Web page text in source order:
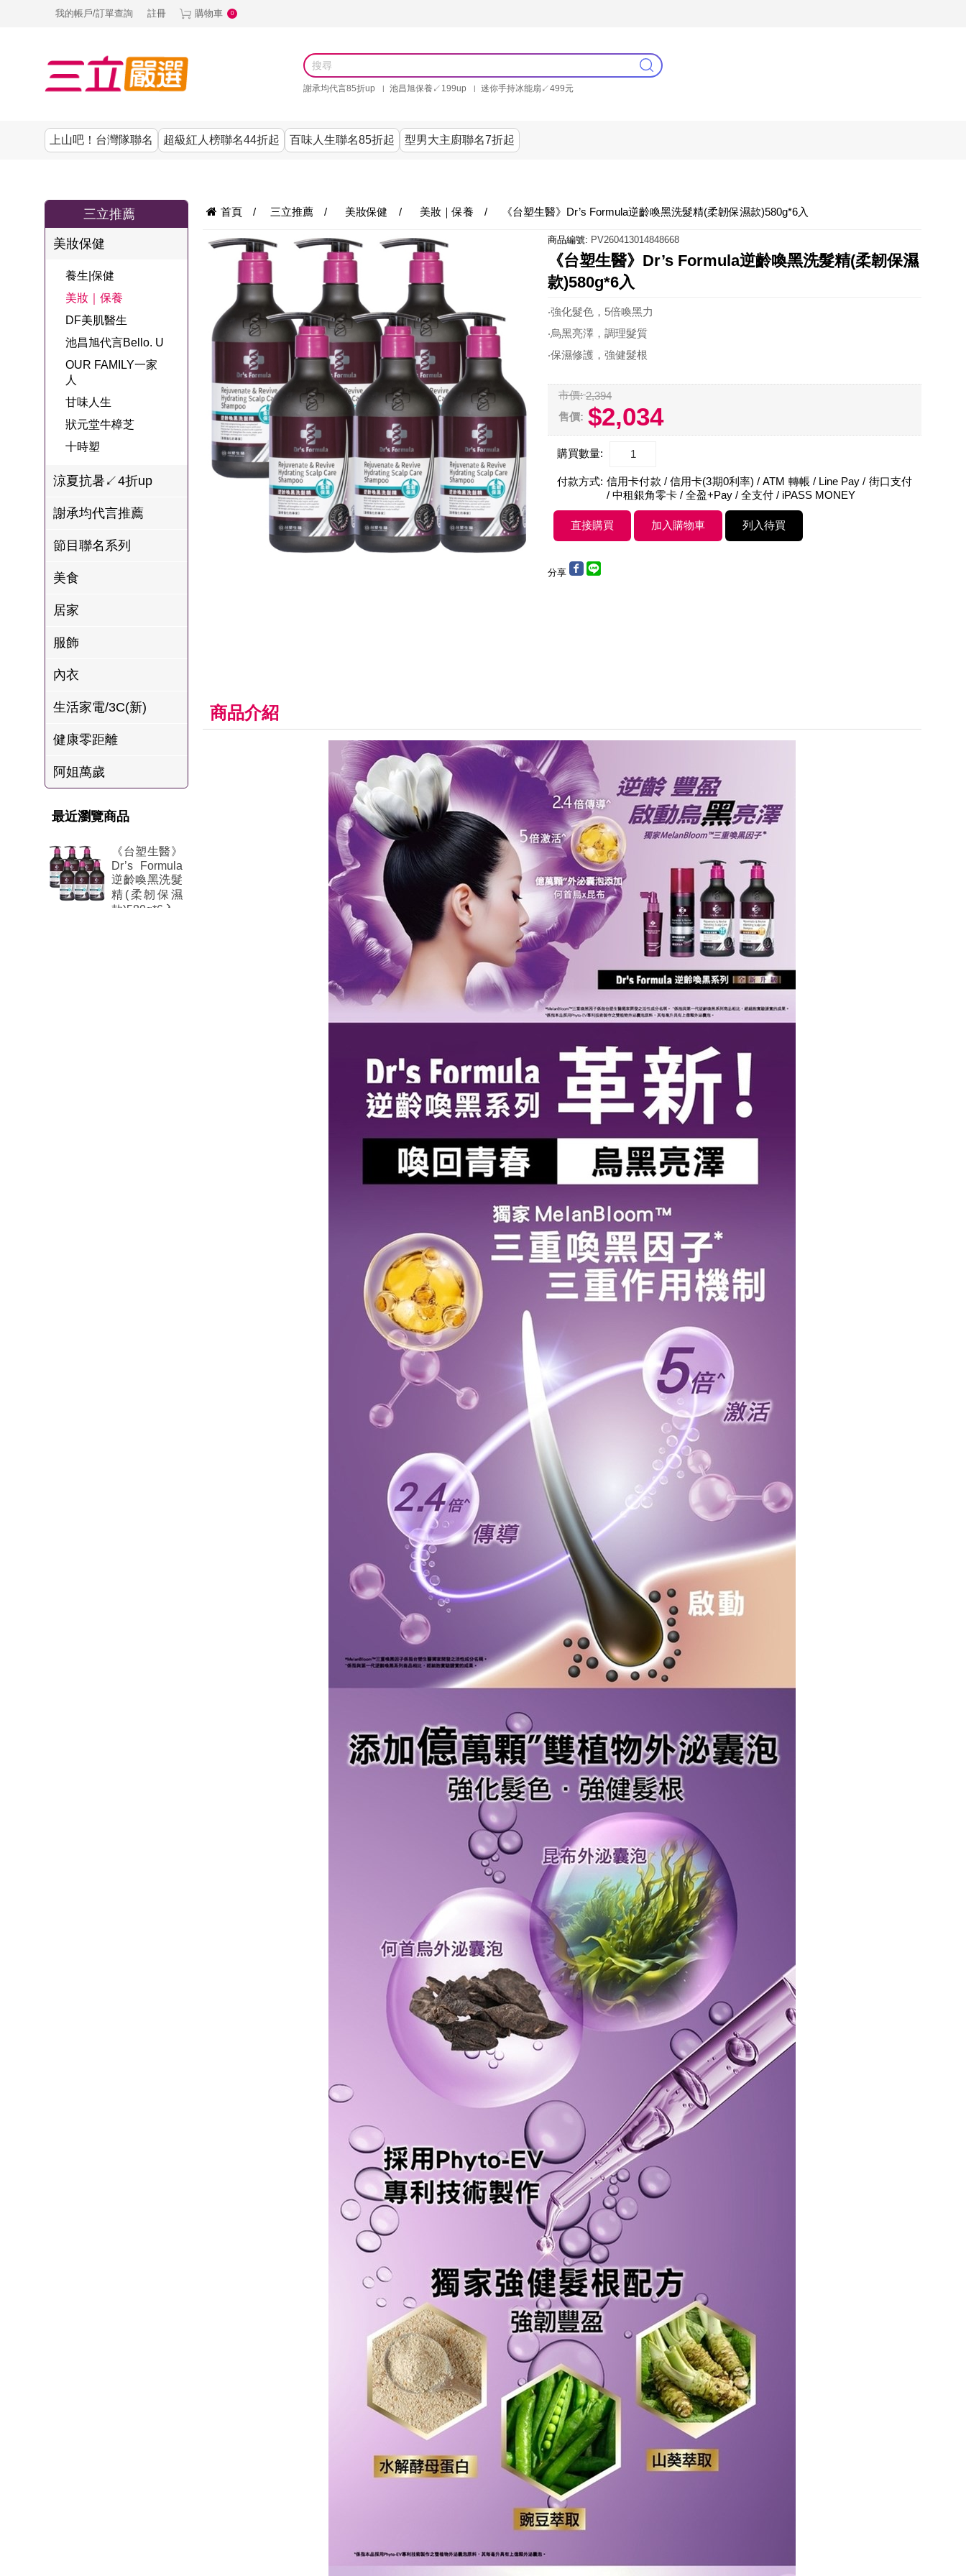
我的帳戶/訂單查詢 註冊 購物車 0
謝承均代言85折up 池昌旭保養↙199up
迷你手持冰能扇↙499元
上山吧！台灣隊聯名 超級紅人榜聯名44折起 百味人生聯名85折起 型男大主廚聯名7折起
古溜x五秀園
熱銷排行
夜聯名
名
型男大主廚聯
名
節目聯名商品
推薦
熱銷排行
品
焙
林聰明沙鍋魚
頭
冷藏 | 冷凍食品
李大娘手工水
三立X信海 星
鮮蝦蝦滑
愛雅辣呦
肉爐
海瑞摃丸
八兩排烤肉組
熱銷排行
清潔用品
寢具│床墊
宗教開運
ELVIS愛菲斯
寢具
Astonish英國潔
金健康石墨烯
台塑生醫
熱銷排行
機能服飾
配件
PP波瑟楓妮品
牌館
L’eBeauty包包
養生|保健
池昌旭代言
OUR FAMILY
甘味人生
十時塑
熱銷排行
女內褲
男內褲
NEONER
熱銷排行
美容專區
涼夏家電
3C
1MORE耳機
韓國
SKINASSET
甘味人生鍵力
肽↙85折
百味人生
三立推薦
美妝保健
養生|保健
美妝｜保養
DF美肌醫生
池昌旭代言Bello. U
OUR FAMILY一家
人
甘味人生
狀元堂牛樟芝
十時塑
涼夏抗暑↙4折up
謝承均代言推薦
節目聯名系列
美食
居家
服飾
內衣
生活家電/3C(新)
健康零距離
阿姐萬歲
最近瀏覽商品
《台塑生醫》
Dr’s Formula
逆齡喚黑洗髮
精(柔韌保濕
款)580g*6入
首頁 / 三立推薦 / 美妝保健 / 美妝｜保養 / 《台塑生醫》Dr’s Formula逆齡喚黑洗髮精(柔韌保濕款)580g*6入
商品編號: PV260413014848668
《台塑生醫》Dr’s Formula逆齡喚黑洗髮精(柔韌保濕
款)580g*6入
‧強化髮色，5倍喚黑力
‧烏黑亮澤，調理髮質
‧保濕修護，強健髮根
市價: 2,394
售價: $2,034
購買數量:
付款方式: 信用卡付款 / 信用卡(3期0利率) / ATM 轉帳 / Line Pay / 街口支付
/ 中租銀角零卡 / 全盈+Pay / 全支付 / iPASS MONEY
分享
商品介紹